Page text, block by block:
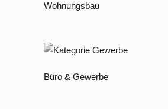
Wohnungsbau
Büro & Gewerbe